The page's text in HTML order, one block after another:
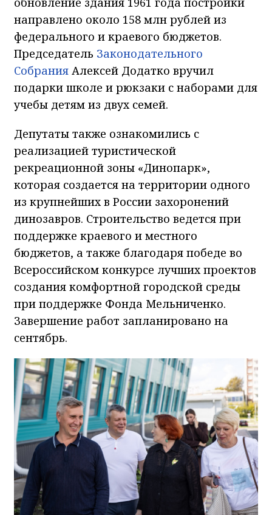
направлено около 158 млн рублей из
федерального и краевого бюджетов.
Председатель Законодательного
Собрания Алексей Додатко вручил
подарки школе и рюкзаки с наборами для
учебы детям из двух семей.
Депутаты также ознакомились с
реализацией туристической
рекреационной зоны «Динопарк»,
которая создается на территории одного
из крупнейших в России захоронений
динозавров. Строительство ведется при
поддержке краевого и местного
бюджетов, а также благодаря победе во
Всероссийском конкурсе лучших проектов
создания комфортной городской среды
при поддержке Фонда Мельниченко.
Завершение работ запланировано на
сентябрь.